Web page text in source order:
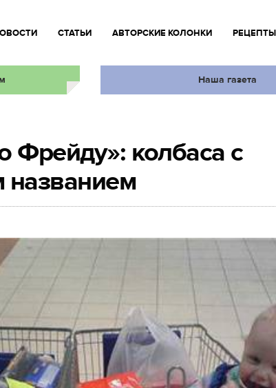
СТАТЬИ АВТОРСКИЕ КОЛОНКИ РЕЦЕПТЫ
Наша газета
Фрейду»: колбаса с
названием